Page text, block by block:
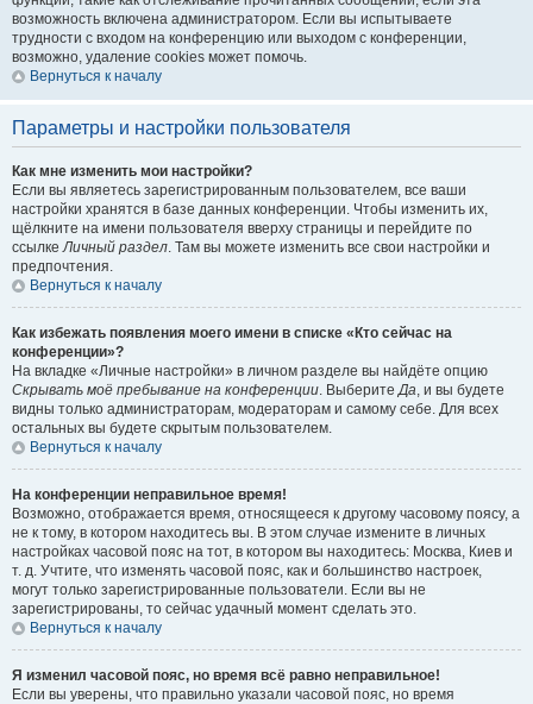
возможность включена администратором. Если вы испытываете
трудности с входом на конференцию или выходом с конференции,
возможно, удаление cookies может помочь.
Вернуться к началу
Параметры и настройки пользователя
Как мне изменить мои настройки?
Если вы являетесь зарегистрированным пользователем, все ваши
настройки хранятся в базе данных конференции. Чтобы изменить их,
щёлкните на имени пользователя вверху страницы и перейдите по
ссылкеЛичный раздел. Там вы можете изменить все свои настройки и
предпочтения.
Вернуться к началу
Как избежать появления моего имени в списке «Кто сейчас на
конференции»?
На вкладке «Личные настройки» в личном разделе вы найдёте опцию
Скрывать моё пребывание на конференции. ВыберитеДа, и вы будете
видны только администраторам, модераторам и самому себе. Для всех
остальных вы будете скрытым пользователем.
Вернуться к началу
На конференции неправильное время!
Возможно, отображается время, относящееся к другому часовому поясу, а
не к тому, в котором находитесь вы. В этом случае измените в личных
настройках часовой пояс на тот, в котором вы находитесь: Москва, Киев и
т. д. Учтите, что изменять часовой пояс, как и большинство настроек,
могут только зарегистрированные пользователи. Если вы не
зарегистрированы, то сейчас удачный момент сделать это.
Вернуться к началу
Я изменил часовой пояс, но время всё равно неправильное!
Если вы уверены, что правильно указали часовой пояс, но время